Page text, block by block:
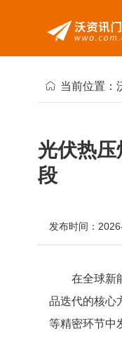
当前位置：
光伏热
段
发布时间：
在全球新
品迭代的核心
等精密环节中